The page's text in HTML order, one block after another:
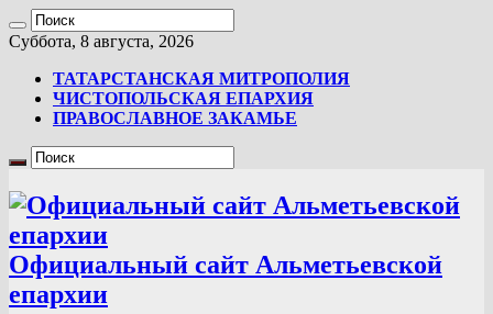
Суббота, 8 августа, 2026
ТАТАРСТАНСКАЯ МИТРОПОЛИЯ
ЧИСТОПОЛЬСКАЯ ЕПАРХИЯ
ПРАВОСЛАВНОЕ ЗАКАМЬЕ
Официальный сайт Альметьевской
епархии